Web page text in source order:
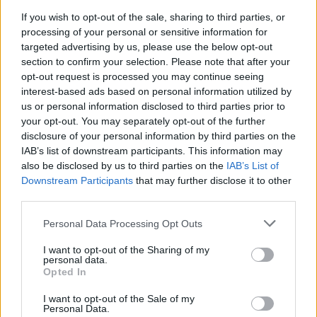
If you wish to opt-out of the sale, sharing to third parties, or
processing of your personal or sensitive information for
targeted advertising by us, please use the below opt-out
section to confirm your selection. Please note that after your
opt-out request is processed you may continue seeing
interest-based ads based on personal information utilized by
us or personal information disclosed to third parties prior to
your opt-out. You may separately opt-out of the further
disclosure of your personal information by third parties on the
IAB’s list of downstream participants. This information may
also be disclosed by us to third parties on the IAB’s List of
Downstream Participants that may further disclose it to other
Please note that this website/app uses one or more Google
not limited to your visit or usage behaviour. You may click to
grant or deny consent to Google and its third-party tags to
use your data for below specified purposes in below Google
consent section.
Personal Data Processing Opt Outs
I want to opt-out of the Sharing of my
personal data.
Opted In
I want to opt-out of the Sale of my
Personal Data.
Tarasovotkét új zenész,Szelevényi ÁkosésGildas
Etevenardváltja fel, és szerepük korántsem
korlátozódik a zenélésre, színészként is résztvevői a
produkciónak.
November 11-én sokéves szünet után újra Budapest
vendége lesz a Berlini Schaubühne am Lehniner
Platz. Korunk egyik legjelentősebb rendezőjének, a
belga származású, de többnyire Németországban
dolgozóLuk Percevalnaklegutóbbi munkáját, Az
ügynök halálát láthatjuk majd a Bárkán. A
főszereplője egyébként az aThomas Thieme, aki az
főszereplője is. A nyolcvanas években a
Peter Stein
által vezetett Schaubühne talán Európa elsőszámú
ezelőtt huszonéves tehetségek,Thomas Ostermeier